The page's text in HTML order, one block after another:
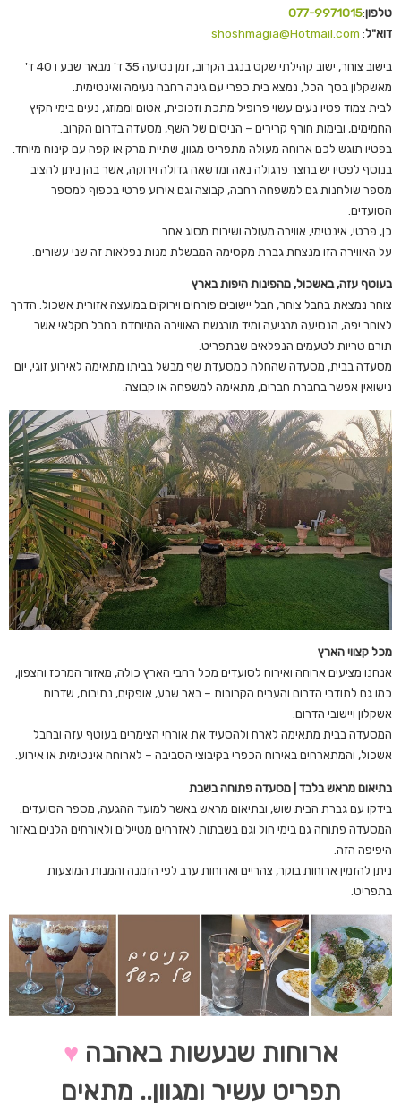
טלפון:
077-9971015
דוא"ל:
shoshmagia@Hotmail.com
בישוב צוחר, ישוב קהילתי שקט בנגב הקרוב, זמן נסיעה 35 ד' מבאר שבע ו 40 ד'
מאשקלון בסך הכל, נמצא בית כפרי עם גינה רחבה נעימה ואינטימית.
לבית צמוד פטיו נעים עשוי פרופיל מתכת וזכוכית, אטום וממוזג, נעים בימי הקיץ
החמימים, ובימות חורף קרירים – הניסים של השף, מסעדה בדרום הקרוב.
בפטיו תוגש לכם ארוחה מעולה מתפריט מגוון, שתיית מרק או קפה עם קינוח מיוחד.
בנוסף לפטיו יש בחצר פרגולה נאה ומדשאה גדולה וירוקה, אשר בהן ניתן להציב
מספר שולחנות גם למשפחה רחבה, קבוצה וגם אירוע פרטי בכפוף למספר
הסועדים.
כן, פרטי, אינטימי, אווירה מעולה ושירות מסוג אחר.
על האווירה הזו מנצחת גברת מקסימה המבשלת מנות נפלאות זה שני עשורים.
בעוטף עזה, באשכול, מהפינות היפות בארץ
צוחר נמצאת בחבל צוחר, חבל יישובים פורחים וירוקים במועצה אזורית אשכול. הדרך
לצוחר יפה, הנסיעה מרגיעה ומיד מורגשת האווירה המיוחדת בחבל חקלאי אשר
תורם טריות לטעמים הנפלאים שבתפריט.
מסעדה בבית, מסעדה שהחלה כמסעדת שף מבשל בביתו מתאימה לאירוע זוגי, יום
נישואין אפשר בחברת חברים, מתאימה למשפחה או קבוצה.
מכל קצווי הארץ
אנחנו מציעים ארוחה ואירוח לסועדים מכל רחבי הארץ כולה, מאזור המרכז והצפון,
כמו גם לתודבי הדרום והערים הקרובות – באר שבע, אופקים, נתיבות, שדרות
אשקלון ויישובי הדרום.
המסעדה בבית מתאימה לארח ולהסעיד את אורחי הצימרים בעוטף עזה ובחבל
אשכול, והמתארחים באירוח הכפרי בקיבוצי הסביבה – לארוחה אינטימית או אירוע.
בתיאום מראש בלבד | מסעדה פתוחה בשבת
בידקו עם גברת הבית שוש, ובתיאום מראש באשר למועד ההגעה, מספר הסועדים.
המסעדה פתוחה גם בימי חול וגם בשבתות לאזרחים מטיילים ולאורחים הלנים באזור
היפיפה הזה.
ניתן להזמין ארוחות בוקר, צהריים וארוחות ערב לפי הזמנה והמנות המוצעות
בתפריט.
ארוחות שנעשות באהבה ♥
תפריט עשיר ומגוון.. מתאים